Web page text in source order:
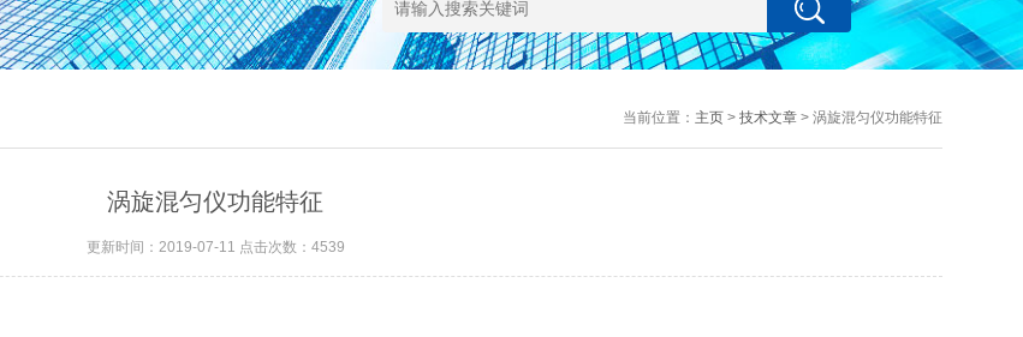
当前位置： 主页> 技术文章> 涡旋混匀仪功能特征
涡旋混匀仪功能特征
更新时间：2019-07-11 点击次数：4539